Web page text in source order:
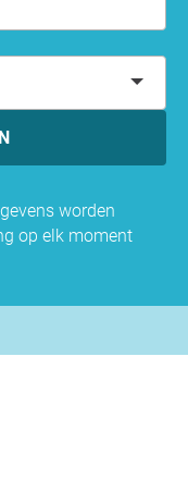
worden
op elk moment